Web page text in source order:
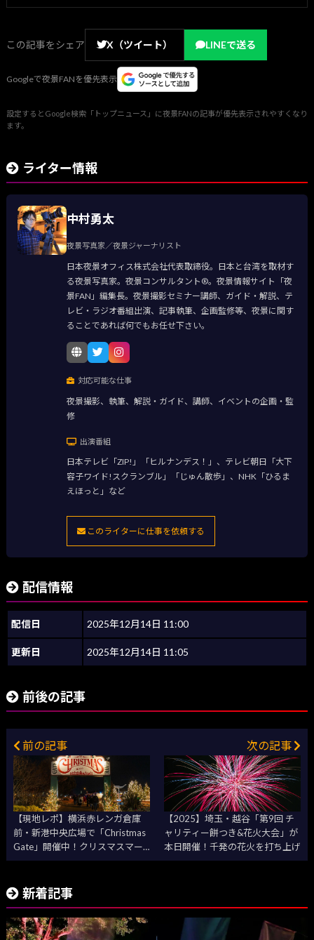
この記事をシェア X（ツイート） LINEで送る
Googleで夜景FANを優先表示
設定するとGoogle検索「トップニュース」に夜景FANの記事が優先表示されやすくなり
ます。
ライター情報
中村勇太
夜景写真家／夜景ジャーナリスト
日本夜景オフィス株式会社代表取締役。日本と台湾を取材す
る夜景写真家。夜景コンサルタント®。夜景情報サイト「夜
景FAN」編集長。夜景撮影セミナー講師、ガイド・解説、テ
レビ・ラジオ番組出演、記事執筆、企画監修等、夜景に関す
ることであれば何でもお任せ下さい。
対応可能な仕事
夜景撮影、執筆、解説・ガイド、講師、イベントの企画・監
修
出演番組
日本テレビ「ZIP!」「ヒルナンデス！」、テレビ朝日「大下
容子ワイド!スクランブル」「じゅん散歩」、NHK「ひるま
えほっと」など
このライターに仕事を依頼する
配信情報
配信日 2025年12月14日 11:00
更新日 2025年12月14日 11:05
前後の記事
前の記事
【現地レポ】横浜赤レンガ倉庫
前・新港中央広場で「Christmas
Gate」開催中！クリスマスマー
ケットで飲んだものは・・・
次の記事
【2025】埼玉・越谷「第9回 チ
ャリティー餅つき&花火大会」が
本日開催！千発の花火を打ち上げ
新着記事